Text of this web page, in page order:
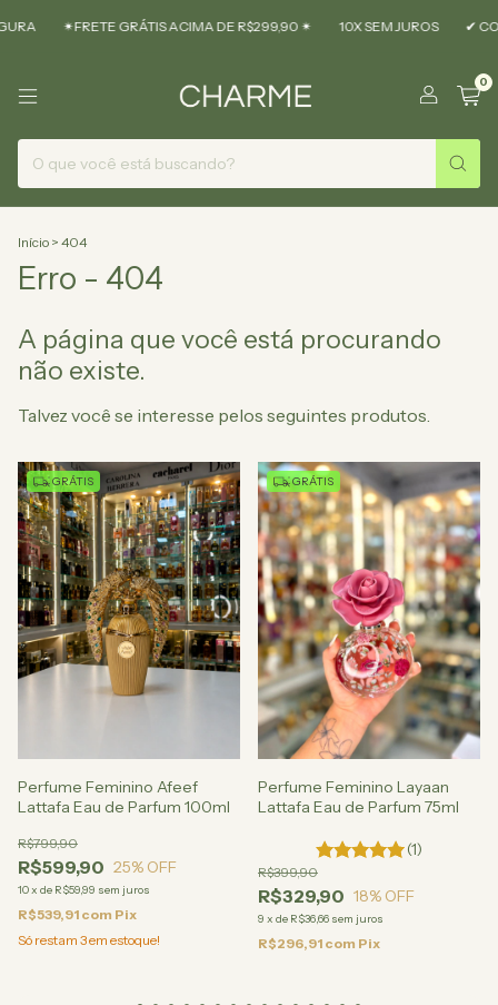
✴︎FRETE GRÁTIS ACIMA DE R$299,90 ✴︎ 10X SEM JUROS ✔
0
Início > 404
Erro - 404
A página que você está procurando
não existe.
Talvez você se interesse pelos seguintes produtos.
GRÁTIS
Perfume Feminino Afeef
Lattafa Eau de Parfum 100ml
R$599,90
R$799,90
25% OFF
10x de R$59,99 sem juros
R$539,91 com Pix
Só restam 3em estoque!
GRÁTIS
Perfume Feminino Layaan
Lattafa Eau de Parfum 75ml
(1)
R$329,90
R$399,90
18% OFF
9 x de R$36,66 sem juros
R$296,91 com Pix